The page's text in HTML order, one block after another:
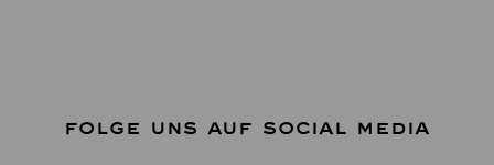
FOLGE UNS AUF SOCIAL MEDIA